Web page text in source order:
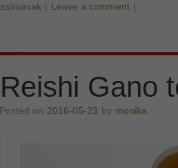
zsírsavak
Leave a comment
Reishi Gano
Posted on 2016-05-23 by monika